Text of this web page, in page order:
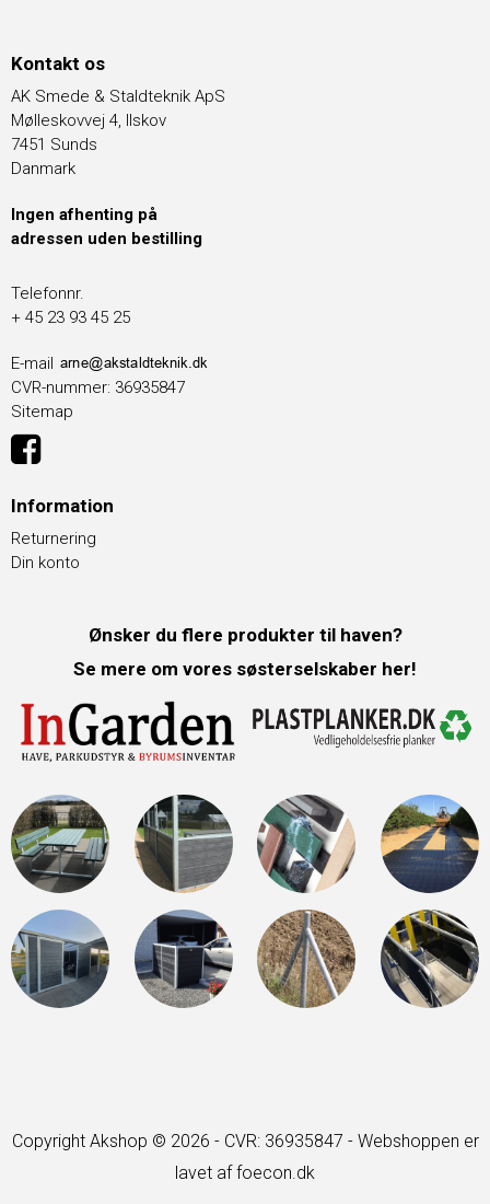
Kontakt os
AK Smede & Staldteknik ApS
Mølleskovvej 4, Ilskov
7451 Sunds
Danmark
Ingen afhenting på
adressen uden bestilling
Telefonnr.
+ 45 23 93 45 25
E-mail
CVR-nummer: 36935847
Sitemap
Information
Returnering
Din konto
Ønsker du flere produkter til haven?
Se mere om vores søsterselskaber her!
Copyright Akshop © 2026 - CVR: 36935847 - Webshoppen er
lavet af foecon.dk